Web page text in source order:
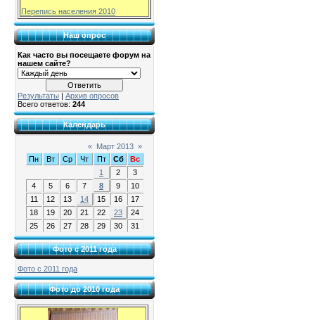
Перепись населения 2010
Наш опрос
Как часто вы посещаете форум на
нашем сайте?
Результаты
Архив опросов
Всего ответов: 244
Календарь
« Март 2013 »
Пн
Вт Ср Чт Пт Сб
Вс
1
2
3
4
5 6 7 8 9
10
11
12 13 14 15 16
17
18
19 20 21 22 23
24
25
26 27 28 29 30 31
Фото с 2011 года
Фото с 2011 года
Фото до 2010 года